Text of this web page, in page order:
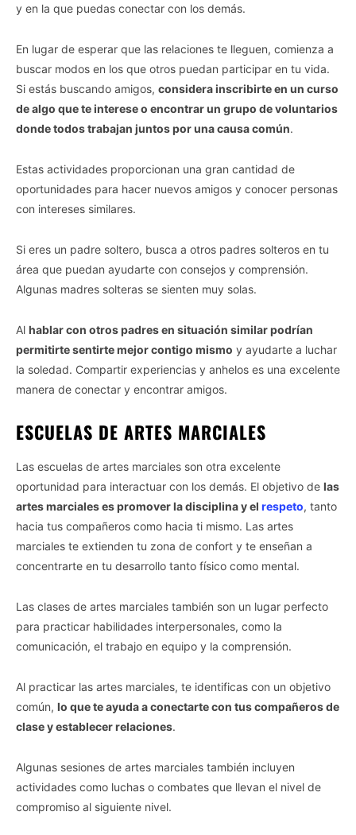
If you wish to opt-out of the sale, sharing to third parties, or
processing of your personal or sensitive information for
targeted advertising by us, please use the below opt-out
opt-out request is processed you may continue seeing
interest-based ads based on personal information utilized by
us or personal information disclosed to third parties prior to
your opt-out. You may separately opt-out of the further
disclosure of your personal information by third parties on the
also be disclosed by us to third parties on theIAB’s List of
Downstream Participantsthat may further disclose it to other
third parties.
Personal Data Processing Opt Outs
I want to opt-out of the Sharing of my
personal data.
Opted In
I want to opt-out of the Sale of my
Opted In
I want to opt-out of processing my
Personal Data for Targeted Advertising.
Opted In
I want to opt-out of Collection, Use,
Retention, Sale, and/or Sharing of my
Personal Data that Is Unrelated with the
Opted Out
CONFIRM
y en la que puedas conectar con los demás.
En lugar de esperar que las relaciones te lleguen, comienza a
buscar modos en los que otros puedan participar en tu vida.
Si estás buscando amigos, considera inscribirte en un curso
de algo que te interese o encontrar un grupo de voluntarios
donde todos trabajan juntos por una causa común.
Estas actividades proporcionan una gran cantidad de
oportunidades para hacer nuevos amigos y conocer personas
con intereses similares.
Si eres un padre soltero, busca a otros padres solteros en tu
área que puedan ayudarte con consejos y comprensión.
Algunas madres solteras se sienten muy solas.
Al hablar con otros padres en situación similar podrían
permitirte sentirte mejor contigo mismo y ayudarte a luchar
la soledad. Compartir experiencias y anhelos es una excelente
manera de conectar y encontrar amigos.
ESCUELAS DE ARTES MARCIALES
Las escuelas de artes marciales son otra excelente
oportunidad para interactuar con los demás. El objetivo de las
artes marciales es promover la disciplina y el respeto, tanto
hacia tus compañeros como hacia ti mismo. Las artes
marciales te extienden tu zona de confort y te enseñan a
concentrarte en tu desarrollo tanto físico como mental.
Las clases de artes marciales también son un lugar perfecto
para practicar habilidades interpersonales, como la
comunicación, el trabajo en equipo y la comprensión.
Al practicar las artes marciales, te identificas con un objetivo
común, lo que te ayuda a conectarte con tus compañeros de
clase y establecer relaciones.
Algunas sesiones de artes marciales también incluyen
actividades como luchas o combates que llevan el nivel de
compromiso al siguiente nivel.